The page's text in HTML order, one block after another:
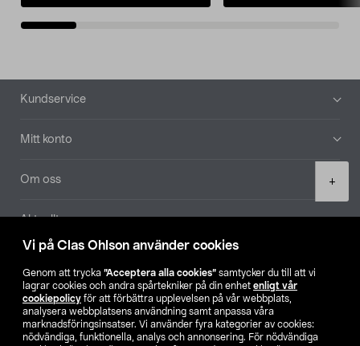
Vi på Clas Ohlson använder cookies
Genom att trycka ”Acceptera alla cookies” samtycker du till att vi
lagrar cookies och andra spårtekniker på din enhet enligt vår
cookiepolicy för att förbättra upplevelsen på vår webbplats,
analysera webbplatsens användning samt anpassa våra
marknadsföringsinsatser. Vi använder fyra kategorier av cookies:
nödvändiga, funktionella, analys och annonsering. För nödvändiga
+
Sidfot
Kundservice
Mitt konto
Om oss
Aktuellt
Hitta butik
SE NO FI